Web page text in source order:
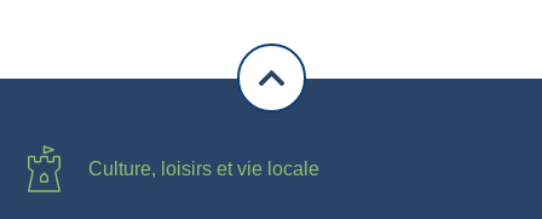
Culture, loisirs et vie locale